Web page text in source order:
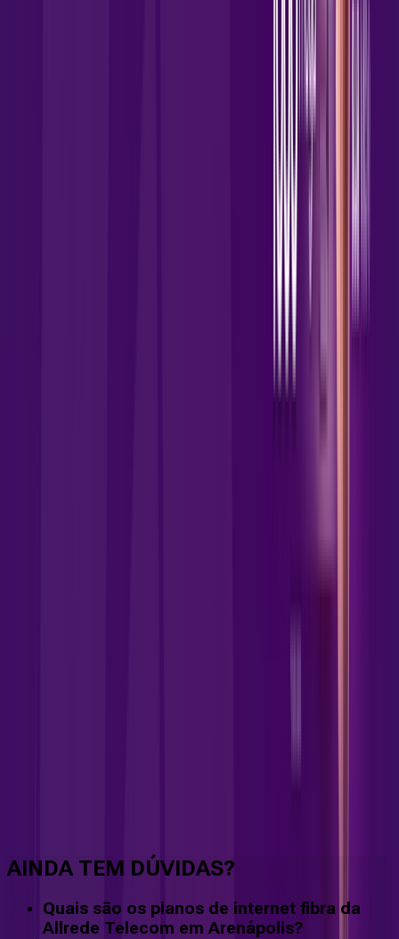
Jogue online com estabilidade, velocidade e sem lag
AINDA TEM DÚVIDAS?
Quais são os planos de internet fibra da
Allrede Telecom em Arenápolis?